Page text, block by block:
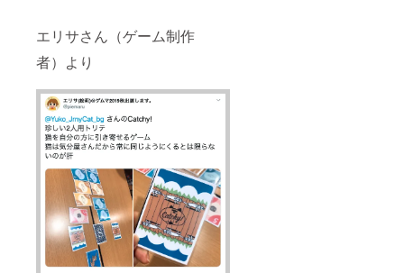
エリサさん（ゲーム制作
者）より